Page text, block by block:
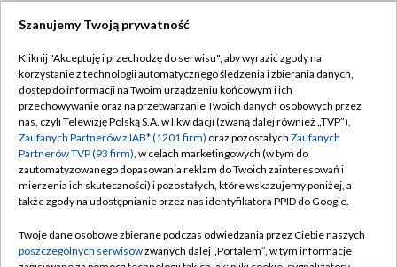
TVP
Abonament TVP
Emisja w TVP
Centrum informacji TVP
Naziemna Telewizja Cyfrowa
Rada Programowa
Regulamin TVP
Polityka prywatności
Moje zgody
Pomoc
Kontakt
Szanujemy Twoją prywatność
Kliknij "Akceptuję i przechodzę do serwisu", aby wyrazić zgody na
korzystanie z technologii automatycznego śledzenia i zbierania danych,
dostęp do informacji na Twoim urządzeniu końcowym i ich
przechowywanie oraz na przetwarzanie Twoich danych osobowych przez
nas, czyli Telewizję Polską S.A. w likwidacji (zwaną dalej również „TVP”),
Zaufanych Partnerów z IAB* (1201 firm) oraz pozostałych Zaufanych
Partnerów TVP (93 firm), w celach marketingowych (w tym do
zautomatyzowanego dopasowania reklam do Twoich zainteresowań i
mierzenia ich skuteczności) i pozostałych, które wskazujemy poniżej, a
także zgody na udostępnianie przez nas identyfikatora PPID do Google.
Twoje dane osobowe zbierane podczas odwiedzania przez Ciebie naszych
poszczególnych serwisówzwanych dalej „Portalem”, w tym informacje